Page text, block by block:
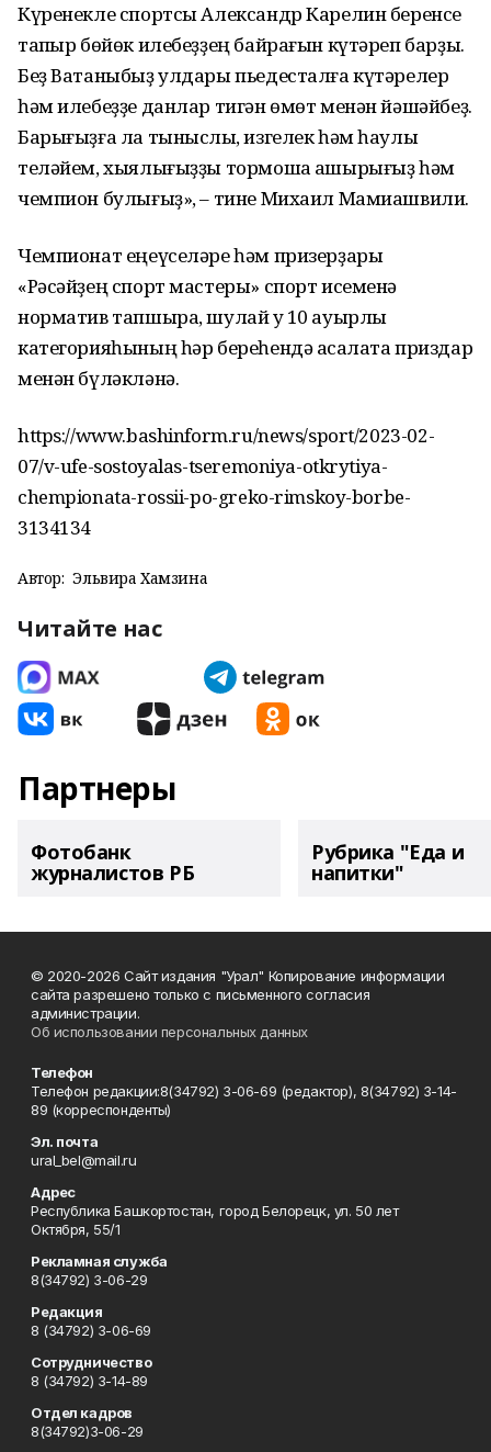
Күренекле спортсы Александр Карелин беренсе
тапҡыр бөйөк илебеҙҙең байрағын күтәреп барҙы.
Беҙ Ватаныбыҙ улдары пьедесталға күтәрелер
һәм илебеҙҙе данлар тигән өмөт менән йәшәйбеҙ.
Барығыҙға ла тыныслыҡ, изгелек һәм һаулыҡ
теләйем, хыялығыҙҙы тормошҡа ашырығыҙ һәм
чемпион булығыҙ», – тине Михаил Мамиашвили.
Чемпионат еңеүселәре һәм призерҙары
«Рәсәйҙең спорт мастеры» спорт исеменә
норматив тапшыра, шулай уҡ 10 ауырлыҡ
категорияһының һәр береһендә аҡсалата приздар
менән бүләкләнә.
https://www.bashinform.ru/news/sport/2023-02-
07/v-ufe-sostoyalas-tseremoniya-otkrytiya-
chempionata-rossii-po-greko-rimskoy-borbe-
3134134
Автор: Эльвира Хамзина
Читайте нас
Партнеры
Фотобанк
журналистов РБ
Рубрика "Еда и
напитки"
© 2020-2026 Сайт издания "Урал" Копирование информации
сайта разрешено только с письменного согласия
администрации.
Об использовании персональных данных
Телефон
Телефон редакции:8(34792) 3-06-69 (редактор), 8(34792) 3-14-
89 (корреспонденты)
Эл. почта
ural_bel@mail.ru
Адрес
Республика Башкортостан, город Белорецк, ул. 50 лет
Октября, 55/1
Рекламная служба
8(34792) 3-06-29
Редакция
8 (34792) 3-06-69
Сотрудничество
8 (34792) 3-14-89
Отдел кадров
8(34792)3-06-29